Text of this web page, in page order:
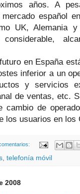
años. A
español
UK, Alemania
en España
inferior a un
y servicios
de ventas, etc.
cambio de
los usuarios en los
telefonía móvil
2008